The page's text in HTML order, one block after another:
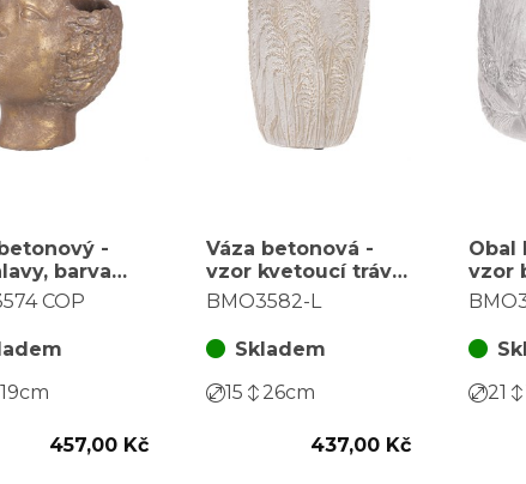
-
barva
zlatá
COP
19cm
457,00 Kč
Váza betonová -
vzor kvetoucí trávy,
šedo-zlatá
BMO3582-L
Skladem
15
26cm
437,00 Kč
Obal
vzor
21